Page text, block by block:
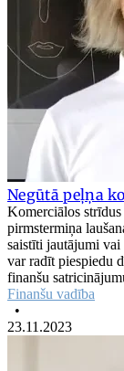
Negūtā peļņa
Komerciālos
pirmstermiņa
saistīti jautājumi vai
var radīt piespiedu
finanšu
Finanšu vadība
•
23.11.2023